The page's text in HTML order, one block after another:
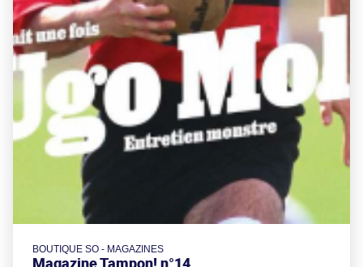
BOUTIQUE SO - MAGAZINES